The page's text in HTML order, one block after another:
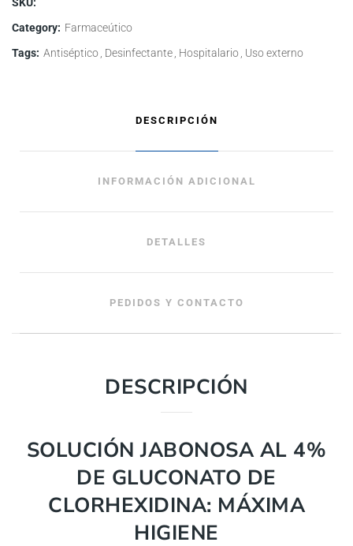
Category: Farmaceútico
Tags: Antiséptico Desinfectante Hospitalario Uso externo
DESCRIPCIÓN
INFORMACIÓN ADICIONAL
DETALLES
PEDIDOS Y CONTACTO
DESCRIPCIÓN
SOLUCIÓN JABONOSA AL 4%
DE GLUCONATO DE
CLORHEXIDINA: MÁXIMA
HIGIENE